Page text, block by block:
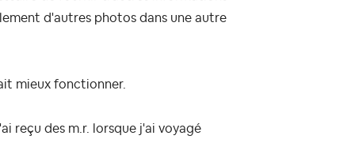
d'autres photos dans une autre
mieux fonctionner.
reçu des m.r. lorsque j'ai voyagé